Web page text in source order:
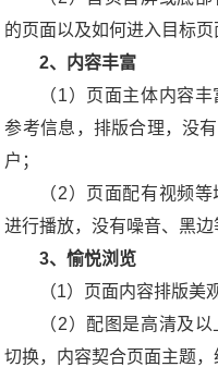
的页面以及如何进入目标页
2、内容丰富
（1）页面主体内容
参考信息，排版合理，没
户；
（2）页面配有视频
进行播放，没有噪音、黑边
3、愉悦浏览
（1）页面内容排版美
（2）配图是高清及
切换，内容契合页面主题，